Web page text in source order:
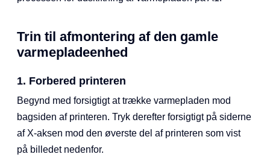
Trin til afmontering af den gamle
varmepladeenhed
1. Forbered printeren
Begynd med forsigtigt at trække varmepladen mod
bagsiden af printeren. Tryk derefter forsigtigt på siderne
af X-aksen mod den øverste del af printeren som vist
på billedet nedenfor.